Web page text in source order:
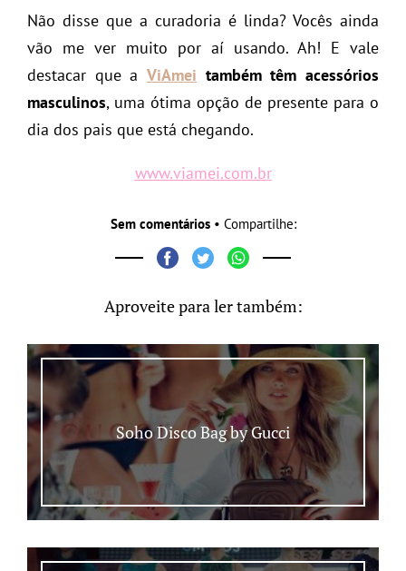
Não disse que a curadoria é linda? Vocês ainda
vão me ver muito por aí usando. Ah! E vale
destacar que a ViAmei também têm acessórios
masculinos, uma ótima opção de presente para o
dia dos pais que está chegando.
www.viamei.com.br
Sem comentários• Compartilhe:
Aproveite para ler também:
Soho Disco Bag by Gucci